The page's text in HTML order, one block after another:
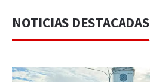
NOTICIAS DESTACADAS